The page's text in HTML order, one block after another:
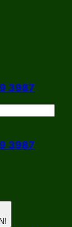
3987
3987